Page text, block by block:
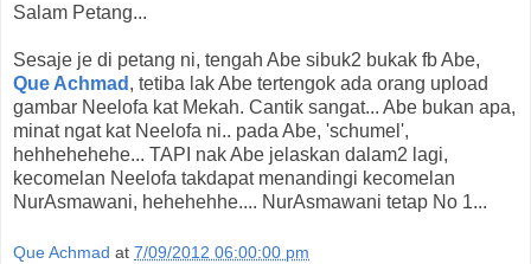
Salam Petang...
Sesaje je di petang ni, tengah Abe sibuk2 bukak fb Abe,
Que Achmad , tetiba lak Abe tertengok ada orang upload
gambar Neelofa kat Mekah. Cantik sangat... Abe bukan apa,
minat ngat kat Neelofa ni.. pada Abe, 'schumel',
hehhehehehe... TAPI nak Abe jelaskan dalam2 lagi,
kecomelan Neelofa takdapat menandingi kecomelan
NurAsmawani, hehehehhe.... NurAsmawani tetap No 1...
Que Achmad at 7/09/2012 06:00:00 pm